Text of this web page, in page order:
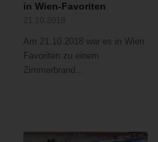
in Wien-Favoriten
Am 21.10.2018 war es in Wien
Favoriten zu einem
Zimmerbrand…